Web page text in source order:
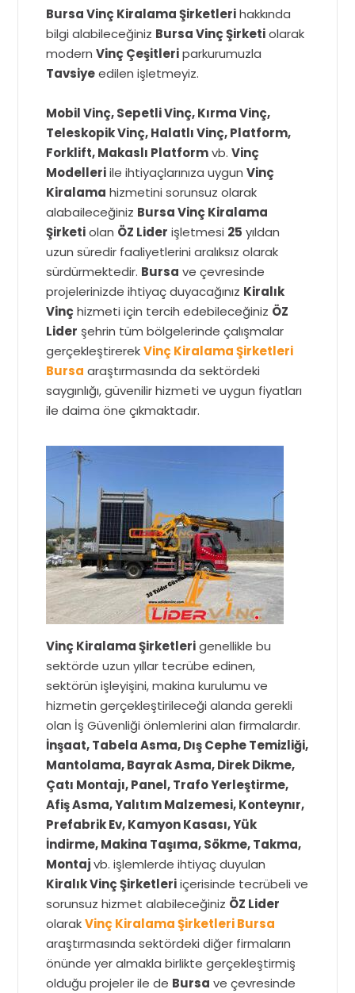
Bursa Vinç Kiralama Şirketlerihakkında
bilgi alabileceğiniz Bursa Vinç Şirketiolarak
modernVinç Çeşitleriparkurumuzla
Tavsiyeedilen işletmeyiz.
Mobil Vinç, Sepetli Vinç, Kırma Vinç,
Teleskopik Vinç, Halatlı Vinç, Platform,
Forklift, Makaslı Platformvb.Vinç
Modelleriile ihtiyaçlarınıza uygunVinç
Kiralama hizmetini sorunsuz olarak
alabaileceğiniz Bursa Vinç Kiralama
Şirketiolan ÖZ Lider işletmesi 25 yıldan
uzun süredir faaliyetlerini aralıksız olarak
sürdürmektedir. Bursa ve çevresinde
projelerinizde ihtiyaç duyacağınız Kiralık
Vinçhizmeti için tercih edebileceğiniz ÖZ
Lider şehrin tüm bölgelerinde çalışmalar
gerçekleştirerekVinç Kiralama Şirketleri
Bursa araştırmasında da sektördeki
saygınlığı, güvenilir hizmeti ve uygun fiyatları
ile daima öne çıkmaktadır.
Vinç Kiralama Şirketlerigenellikle bu
sektörde uzun yıllar tecrübe edinen,
sektörün işleyişini, makina kurulumu ve
hizmetin gerçekleştirileceği alanda gerekli
olan İş Güvenliği önlemlerini alan firmalardır.
İnşaat, Tabela Asma, Dış Cephe Temizliği,
Mantolama, Bayrak Asma, Direk Dikme,
Çatı Montajı, Panel, Trafo Yerleştirme,
Afiş Asma, Yalıtım Malzemesi, Konteynır,
Prefabrik Ev, Kamyon Kasası, Yük
İndirme, Makina Taşıma, Sökme, Takma,
Montajvb. işlemlerde ihtiyaç duyulan
Kiralık Vinç Şirketleriiçerisinde tecrübeli ve
sorunsuz hizmet alabileceğiniz ÖZ Lider
olarakVinç Kiralama Şirketleri Bursa
araştırmasında sektördeki diğer firmaların
önünde yer almakla birlikte gerçekleştirmiş
olduğu projeler ile de Bursa ve çevresinde